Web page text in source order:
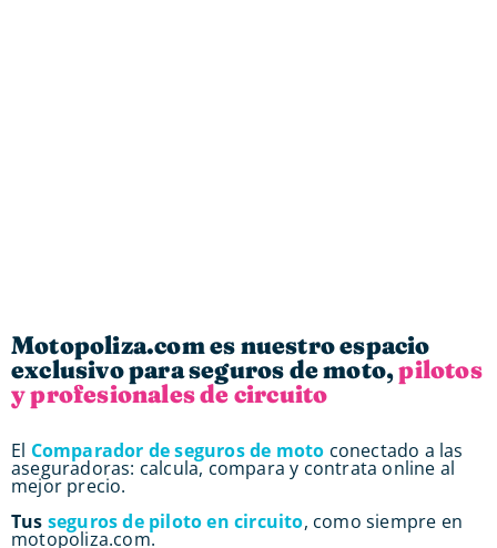
Motopoliza.com es nuestro espacio
exclusivo para seguros de moto,pilotos
y profesionales de circuito
El Comparador de seguros de moto conectado a las
aseguradoras: calcula, compara y contrata online al
mejor precio.
Tus seguros de piloto en circuito, como siempre en
motopoliza.com.